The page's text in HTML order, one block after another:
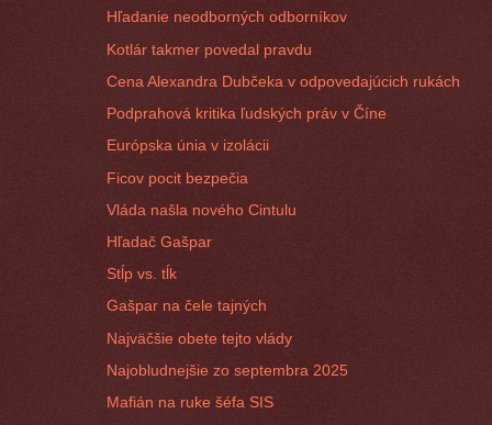
Hľadanie neodborných odborníkov
Kotlár takmer povedal pravdu
Cena Alexandra Dubčeka v odpovedajúcich rukách
Podprahová kritika ľudských práv v Číne
Európska únia v izolácii
Ficov pocit bezpečia
Vláda našla nového Cintulu
Hľadač Gašpar
Stĺp vs. tĺk
Gašpar na čele tajných
Najväčšie obete tejto vlády
Najobludnejšie zo septembra 2025
Mafián na ruke šéfa SIS